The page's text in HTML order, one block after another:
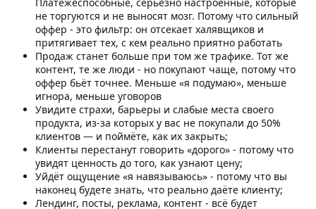
не торгуются и не выносят мозг. Потому что сильный
оффер - это фильтр: он отсекает халявщиков и
притягивает тех, с кем реально приятно работать
Продаж станет больше при том же трафике. Тот же
контент, те же люди - но покупают чаще, потому что
оффер бьёт точнее. Меньше «я подумаю», меньше
игнора, меньше уговоров
Увидите страхи, барьеры и слабые места своего
продукта, из-за которых у вас не покупали до 50%
клиентов — и поймёте, как их закрыть;
Клиенты перестанут говорить «дорого» - потому что
увидят ценность до того, как узнают цену;
Уйдёт ощущение «я навязываюсь» - потому что вы
наконец будете знать, что реально даёте клиенту;
Лендинг, посты, реклама, контент - всё будет